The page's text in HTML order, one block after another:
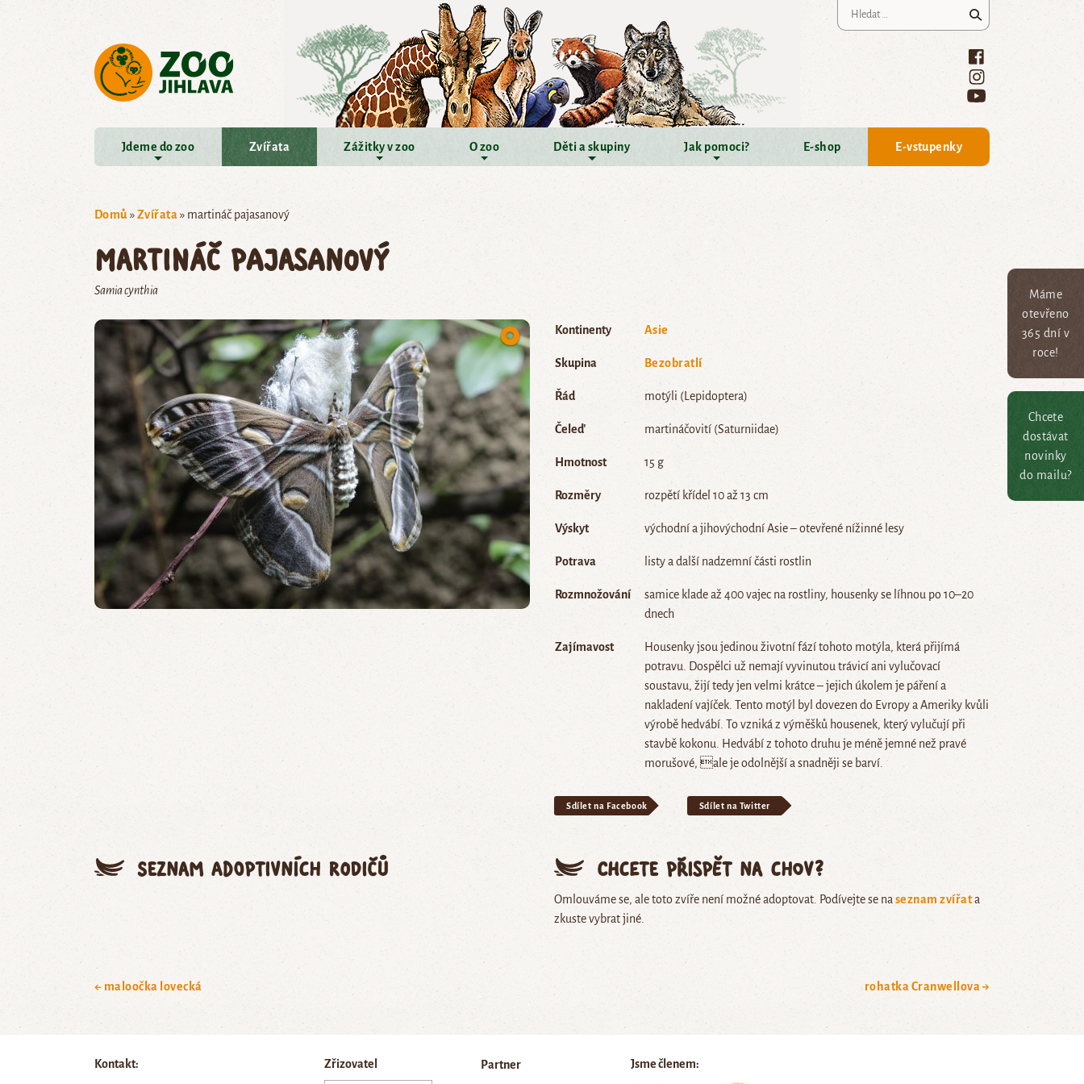
Máme
otevřeno
365 dní v
roce!
Chcete
dostávat
novinky
do mailu?
Jdeme do zoo Zvířata Zážitky v zoo O zoo Děti a skupiny Jak pomoci? E-shop E-vstupenky
Domů »Zvířata» martináč pajasanový
martináč pajasanový
Samia cynthia
Kontinenty Asie
Skupina Bezobratlí
Řád motýli (Lepidoptera)
Čeleď martináčovití (Saturniidae)
Hmotnost 15 g
Rozměry rozpětí křídel 10 až 13 cm
Výskyt východní a jihovýchodní Asie – otevřené nížinné lesy
Potrava listy a další nadzemní části rostlin
Rozmnožování
samice klade až 400 vajec na rostliny, housenky se líhnou po 10–20
dnech
Zajímavost
Housenky jsou jedinou životní fází tohoto motýla, která přijímá
potravu. Dospělci už nemají vyvinutou trávicí ani vylučovací
soustavu, žijí tedy jen velmi krátce – jejich úkolem je páření a
nakladení vajíček. Tento motýl byl dovezen do Evropy a Ameriky kvůli
výrobě hedvábí. To vzniká z výměšků housenek, který vylučují při
stavbě kokonu. Hedvábí z tohoto druhu je méně jemné než pravé
morušové, ale je odolnější a snadněji se barví.
Sdílet na Facebook Sdílet na Twitter
Seznam adoptivních rodičů Chcete přispět na chov?
Omlouváme se, ale toto zvíře není možné adoptovat. Podívejte se naseznam zvířata
zkuste vybrat jiné.
← maloočka lovecká rohatka Cranwellova →
Kontakt:
Zřizovatel Partner Jsme členem: